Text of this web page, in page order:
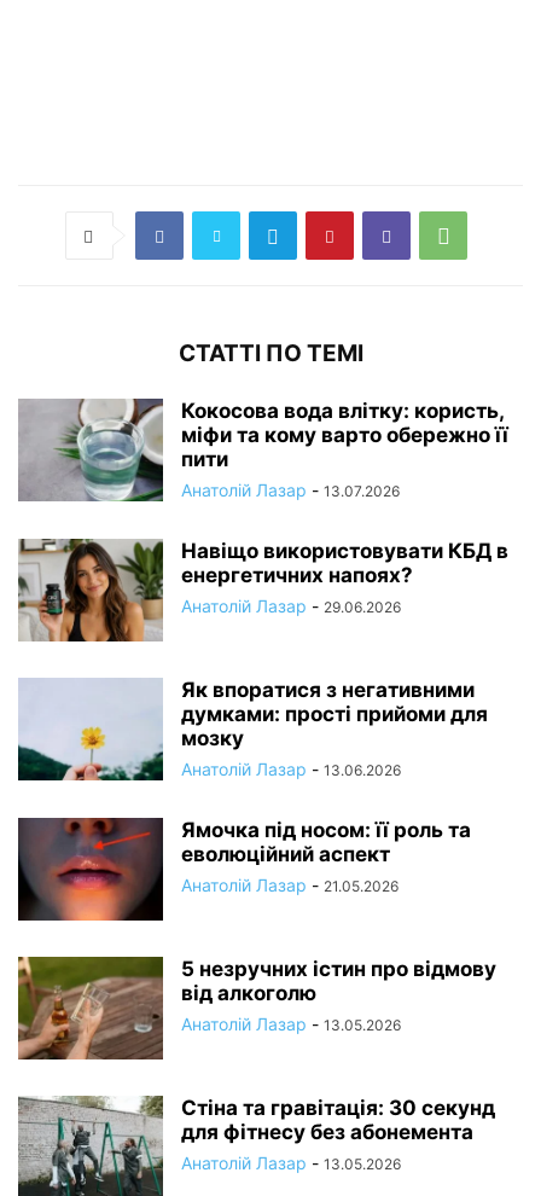
СТАТТІ ПО ТЕМІ
Кокосова вода влітку: користь,
міфи та кому варто обережно її
пити
Анатолій Лазар - 13.07.2026
Навіщо використовувати КБД в
енергетичних напоях?
Анатолій Лазар - 29.06.2026
Як впоратися з негативними
думками: прості прийоми для
мозку
Анатолій Лазар - 13.06.2026
Ямочка під носом: її роль та
еволюційний аспект
Анатолій Лазар - 21.05.2026
5 незручних істин про відмову
від алкоголю
Анатолій Лазар - 13.05.2026
Стіна та гравітація: 30 секунд
для фітнесу без абонемента
Анатолій Лазар - 13.05.2026